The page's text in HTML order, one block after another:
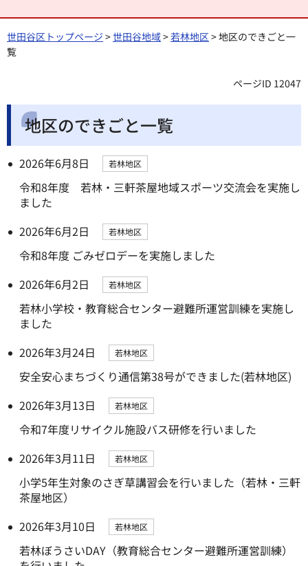
世田谷区トップページ >世田谷地域>若林地区> 地区のできごと一
覧
ページID 12047
地区のできごと一覧
2026年6月8日 若林地区
令和8年度 若林・三軒茶屋地域スポーツ交流会を実施し
ました
2026年6月2日
若林地区
令和8年度 ごみゼロデーを実施しました
2026年6月2日
若林地区
若林小学校・教育総合センター避難所運営訓練を実施し
ました
2026年3月24日
若林地区
安全安心まちづくり通信第38号ができました(若林地区)
2026年3月13日
若林地区
令和7年度リサイクル施設バス研修を行いました
2026年3月11日
若林地区
小学5年生対象のさぎ草講習会を行いました（若林・三軒
茶屋地区）
2026年3月10日
若林地区
若林ぼうさいDAY（教育総合センター避難所運営訓練）